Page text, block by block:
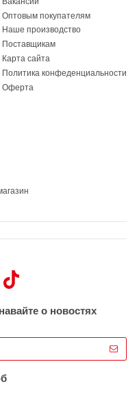
Оптовым покупателям
Наше производство
Поставщикам
Карта сайта
Политика конфеденциальности
Оферта
о новостях